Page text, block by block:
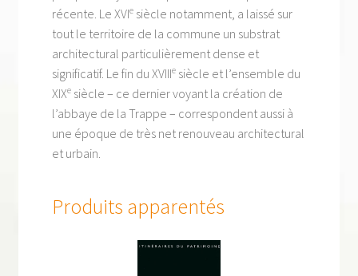
récente. Le XVIesiècle notamment, a laissé sur
tout le territoire de la commune un substrat
architectural particulièrement dense et
significatif. Le fin du XVIIIesiècle et l’ensemble du
XIXesiècle – ce dernier voyant la création de
l’abbaye de la Trappe – correspondent aussi à
une époque de très net renouveau architectural
et urbain.
Produits apparentés